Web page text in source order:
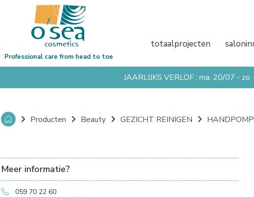
totaalprojecten
Professional care from head to toe
JAARLIJKS VERLOF : ma. 20/07 -
Producten Beauty GEZICHT REINIGEN
Meer informatie?
059 70 22 60